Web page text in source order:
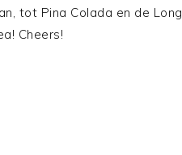
tot Pina Colada en de Long
Cheers!